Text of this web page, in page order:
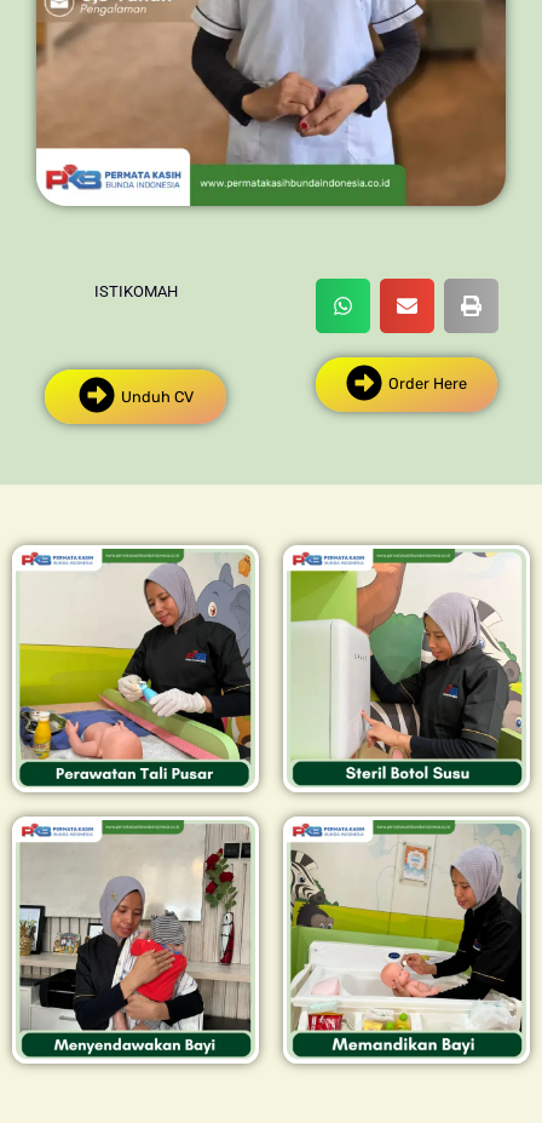
ISTIKOMAH
Unduh CV
Order Here